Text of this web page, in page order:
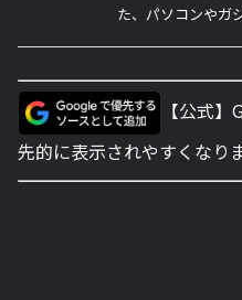
た、パソコンやガ
【公式
先的に表示されやすくなり